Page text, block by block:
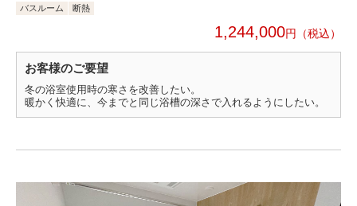
バスルーム 断熱
1,244,000円
お客様のご要望
冬の浴室使用時の寒さを改善したい。
暖かく快適に、今までと同じ浴槽の深さで入れるようにしたい。